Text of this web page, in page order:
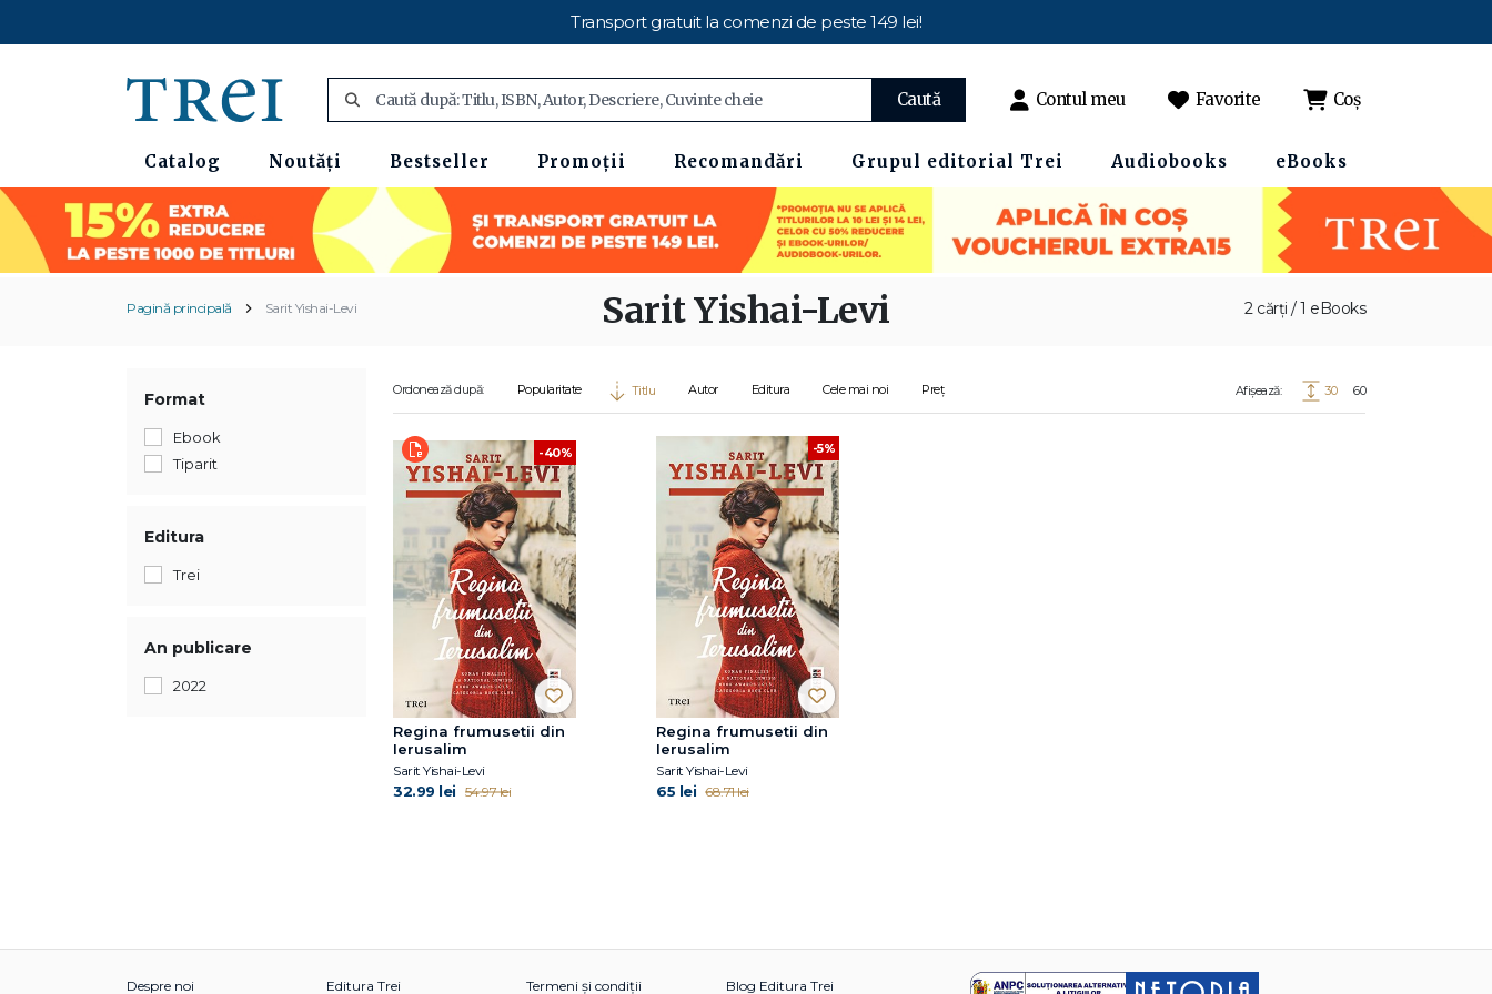
Transport gratuit la comenzi de peste 149 lei!
Caută Contul meu Favorite Coș
Catalog Noutăți Bestseller Promoții Recomandări Grupul editorial Trei Audiobooks eBooks
Pagină principală Sarit Yishai-Levi 2 cărți / 1 eBooks
Sarit Yishai-Levi
Format
Ebook
Tiparit
Editura
Trei
An publicare
2022
Ordonează după: Popularitate Titlu Autor Editura Cele mai noi Preț Afișează: 30 60
-40%
Regina frumusetii din
Ierusalim
Sarit Yishai-Levi
32.99 lei 54.97 lei
-5%
Regina frumusetii din
Ierusalim
Sarit Yishai-Levi
65 lei 68.71 lei
Despre noi Editura Trei Termeni și condiții Blog Editura Trei